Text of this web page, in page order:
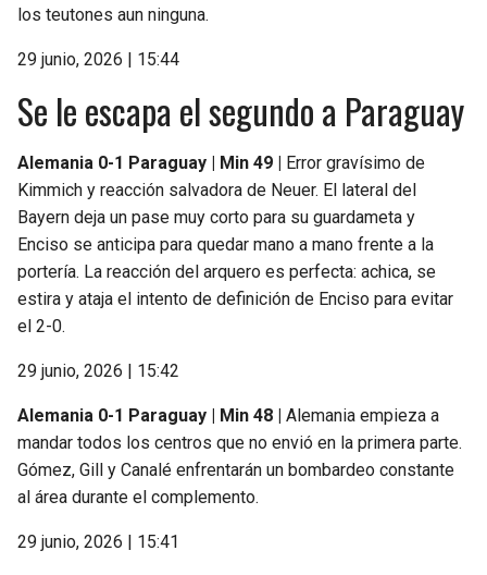
los teutones aun ninguna.
29 junio, 2026 | 15:44
Se le escapa el segundo a Paraguay
Alemania 0-1 Paraguay | Min 49 |
Error gravísimo de
Kimmich y reacción salvadora de Neuer. El lateral del
Bayern deja un pase muy corto para su guardameta y
Enciso se anticipa para quedar mano a mano frente a la
portería. La reacción del arquero es perfecta: achica, se
estira y ataja el intento de definición de Enciso para evitar
el 2-0.
29 junio, 2026 | 15:42
Alemania 0-1 Paraguay | Min 48 |
Alemania empieza a
mandar todos los centros que no envió en la primera parte.
Gómez, Gill y Canalé enfrentarán un bombardeo constante
al área durante el complemento.
29 junio, 2026 | 15:41